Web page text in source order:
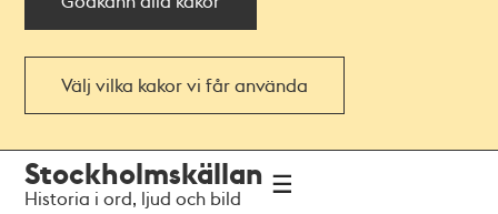
Välj vilka kakor vi får använda
navigationen
huvudinnehållet
Stockholmskällan
Historia i ord, ljud och bild